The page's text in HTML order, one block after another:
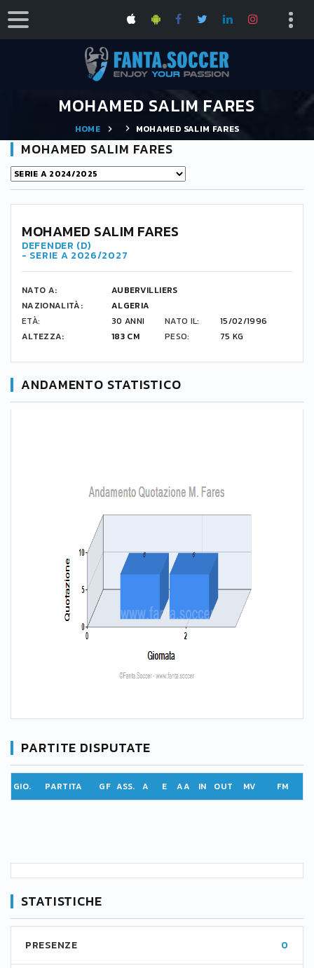
MOHAMED SALIM FARES
HOME MOHAMED SALIM FARES
MOHAMED SALIM FARES
MOHAMED SALIM FARES
DEFENDER (D)
- SERIE A 2026/2027
NATO A:
AUBERVILLIERS
NAZIONALITÀ:
ALGERIA
ETÀ:
30 ANNI NATO IL:
15/02/1996
ALTEZZA:
183 CM PESO: 75 KG
ANDAMENTO STATISTICO
PARTITE DISPUTATE
GIO. PARTITA GF ASS. A E AA IN OUT MV FM
STATISTICHE
PRESENZE 0